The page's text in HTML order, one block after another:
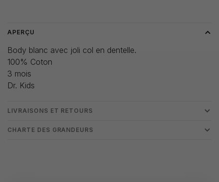
APERÇU
Body blanc avec joli col en dentelle.
100% Coton
3 mois
Dr. Kids
LIVRAISONS ET RETOURS
CHARTE DES GRANDEURS